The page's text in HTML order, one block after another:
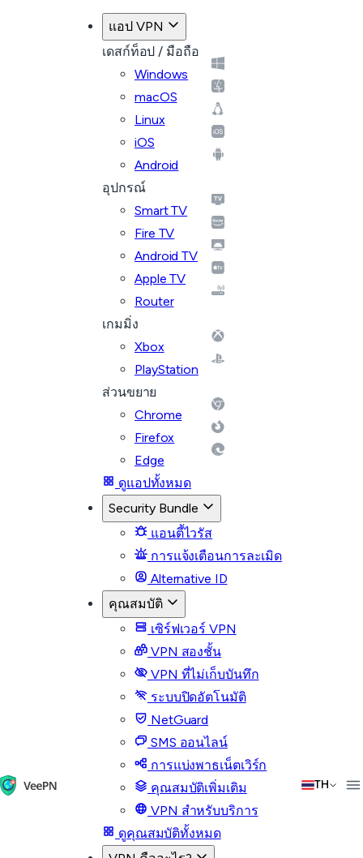
แอป VPN
เดสก์ท็อป / มือถือ
Windows
macOS
Linux
iOS
Android
อุปกรณ์
Smart TV
Fire TV
Android TV
Apple TV
Router
เกมมิ่ง
Xbox
PlayStation
ส่วนขยาย
Chrome
Firefox
Edge
ดูแอปทั้งหมด
Security Bundle
แอนตี้ไวรัส
การแจ้งเตือนการละเมิด
Alternative ID
คุณสมบัติ
เซิร์ฟเวอร์ VPN
VPN สองชั้น
VPN ที่ไม่เก็บบันทึก
ระบบปิดอัตโนมัติ
NetGuard
SMS ออนไลน์
การแบ่งพาธเน็ตเวิร์ก
คุณสมบัติเพิ่มเติม
VPN สำหรับบริการ
ดูคุณสมบัติทั้งหมด
TH